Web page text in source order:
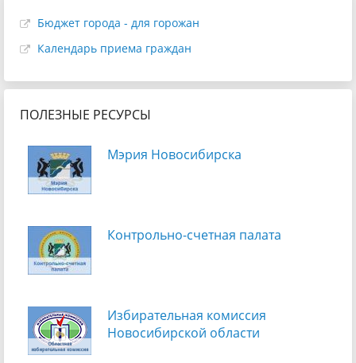
Бюджет города - для горожан
Календарь приема граждан
ПОЛЕЗНЫЕ РЕСУРСЫ
Мэрия Новосибирска
Контрольно-счетная палата
Избирательная комиссия
Новосибирской области